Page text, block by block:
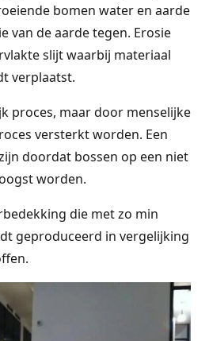
bomen water en aarde
van de aarde tegen. Erosie
slijt waarbij materiaal
verplaatst.
proces, maar door menselijke
versterkt worden. Een
doordat bossen op een niet
worden.
die met zo min
geproduceerd in vergelijking